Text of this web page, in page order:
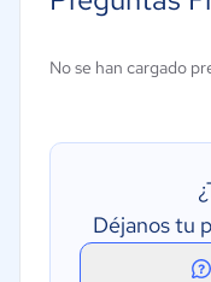
Gestión de listas
No se han cargado
Déjanos tu